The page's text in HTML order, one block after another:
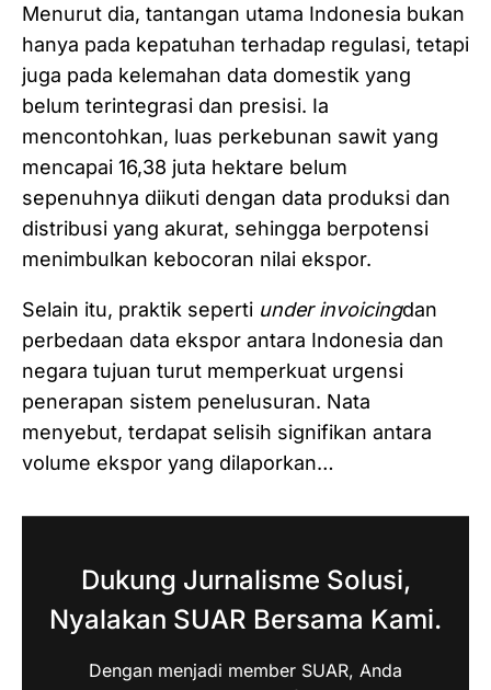
Menurut dia, tantangan utama Indonesia bukan
hanya pada kepatuhan terhadap regulasi, tetapi
juga pada kelemahan data domestik yang
belum terintegrasi dan presisi. Ia
mencontohkan, luas perkebunan sawit yang
mencapai 16,38 juta hektare belum
sepenuhnya diikuti dengan data produksi dan
distribusi yang akurat, sehingga berpotensi
menimbulkan kebocoran nilai ekspor.
Selain itu, praktik seperti under invoicingdan
perbedaan data ekspor antara Indonesia dan
negara tujuan turut memperkuat urgensi
penerapan sistem penelusuran. Nata
menyebut, terdapat selisih signifikan antara
volume ekspor yang dilaporkan…
Dukung Jurnalisme Solusi,
Nyalakan SUAR Bersama Kami.
Dengan menjadi member SUAR, Anda